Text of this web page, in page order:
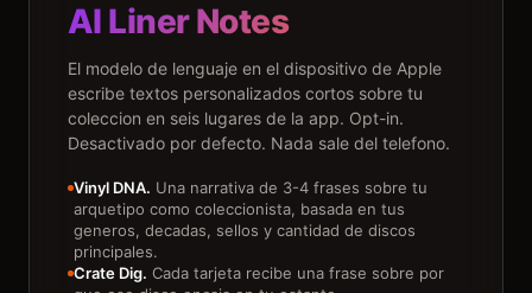
AI Liner Notes
El modelo de lenguaje en el dispositivo de Apple
escribe textos personalizados cortos sobre tu
coleccion en seis lugares de la app. Opt-in.
Desactivado por defecto. Nada sale del telefono.
Vinyl DNA. Una narrativa de 3-4 frases sobre tu
arquetipo como coleccionista, basada en tus
generos, decadas, sellos y cantidad de discos
principales.
Crate Dig. Cada tarjeta recibe una frase sobre por